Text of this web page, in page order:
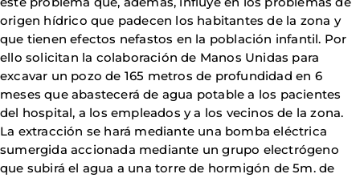
origen hídrico que padecen los habitantes de la zona y
que tienen efectos nefastos en la población infantil. Por
ello solicitan la colaboración de Manos Unidas para
excavar un pozo de 165 metros de profundidad en 6
meses que abastecerá de agua potable a los pacientes
del hospital, a los empleados y a los vecinos de la zona.
La extracción se hará mediante una bomba eléctrica
sumergida accionada mediante un grupo electrógeno
que subirá el agua a una torre de hormigón de 5m. de